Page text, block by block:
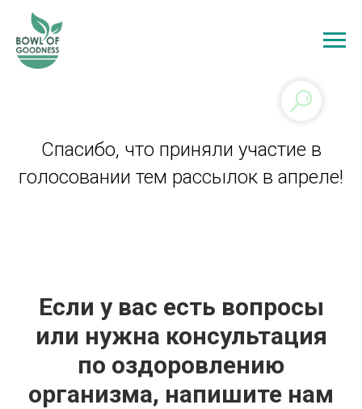
Спасибо, что приняли участие в
голосовании тем рассылок в апреле!
Если у вас есть вопросы
или нужна консультация
по оздоровлению
организма, напишите нам